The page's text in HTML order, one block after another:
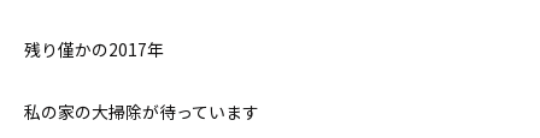
残り僅かの2017年
私の家の大掃除が待っています